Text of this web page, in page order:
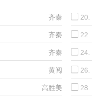
齐秦 20.
齐秦 22.
齐秦 24.
黄阅 26.
高胜美 28.